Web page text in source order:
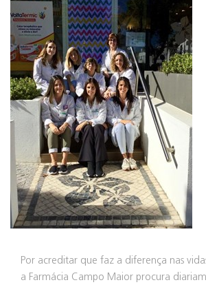
Por acreditar que faz a diferença nas
a Farmácia Campo Maior procura